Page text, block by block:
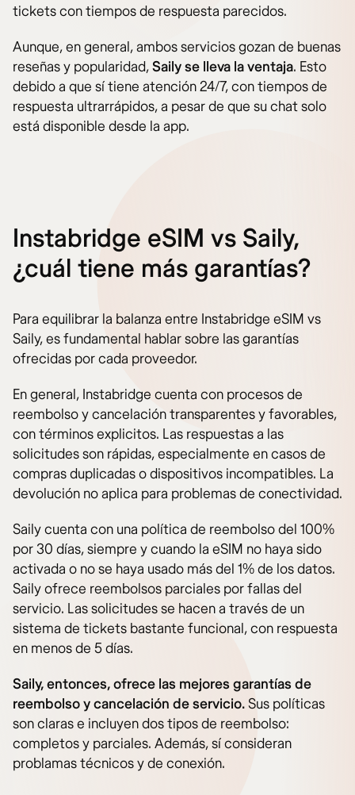
tickets con tiempos de respuesta parecidos.
Aunque, en general, ambos servicios gozan de buenas
reseñas y popularidad,Saily se lleva la ventaja. Esto
debido a que sí tiene atención 24/7, con tiempos de
respuesta ultrarrápidos, a pesar de que su chat solo
está disponible desde la app.
Instabridge eSIM vs Saily,
¿cuál tiene más garantías?
Para equilibrar la balanza entre Instabridge eSIM vs
Saily, es fundamental hablar sobre las garantías
ofrecidas por cada proveedor.
En general, Instabridge cuenta con procesos de
reembolso y cancelación transparentes y favorables,
con términos explicitos. Las respuestas a las
solicitudes son rápidas, especialmente en casos de
compras duplicadas o dispositivos incompatibles. La
devolución no aplica para problemas de conectividad.
Saily cuenta con una política de reembolso del 100%
por 30 días, siempre y cuando la eSIM no haya sido
activada o no se haya usado más del 1% de los datos.
Saily ofrece reembolsos parciales por fallas del
servicio. Las solicitudes se hacen a través de un
sistema de tickets bastante funcional, con respuesta
en menos de 5 días.
Saily, entonces, ofrece las mejores garantías de
reembolso y cancelación de servicio.Sus políticas
son claras e incluyen dos tipos de reembolso:
completos y parciales. Además, sí consideran
problamas técnicos y de conexión.